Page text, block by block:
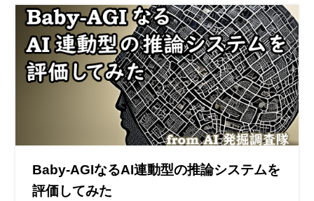
Baby-AGIなるAI連動型の推論システムを
評価してみた